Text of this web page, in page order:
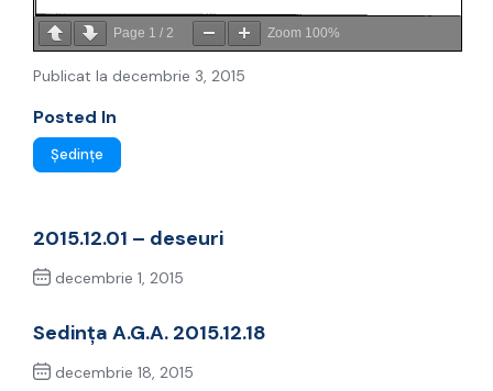
Page 1 / 2 Zoom 100%
Publicat la decembrie 3, 2015
Posted In
Ședințe
2015.12.01 – deseuri
decembrie 1, 2015
Sedința A.G.A. 2015.12.18
decembrie 18, 2015